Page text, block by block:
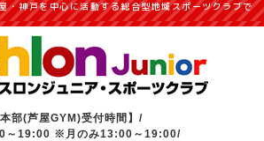
・神戸を中心に活動する総合型地域スポーツクラブで
本部(芦屋GYM)受付時間】/
～19:00 ※月のみ13:00～19:00/